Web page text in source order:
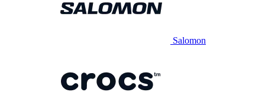
Salomon